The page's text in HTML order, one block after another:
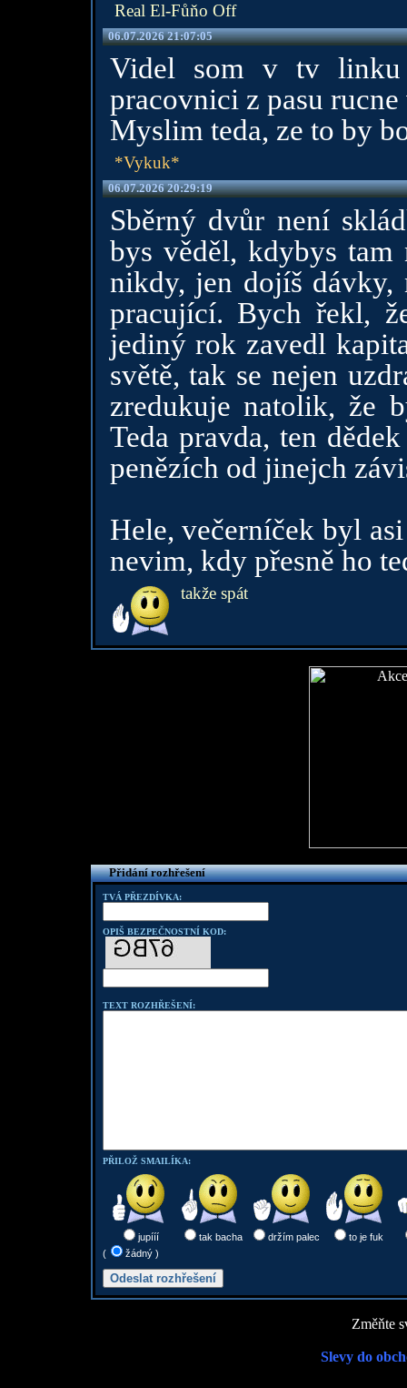
Real El-Fůňo Off
06.07.2026 21:07:05
Videl som v tv linku
pracovnici z pasu
Myslim teda, ze to by
*Vykuk*
06.07.2026 20:29:19
Sběrný dvůr není
bys věděl, kdybys
nikdy, jen dojíš dávky,
pracující. Bych řekl,
jediný rok zavedl
světě, tak se nejen
zredukuje natolik, že
Teda pravda, ten
penězích od jinejch
Hele, večerníček byl
nevim, kdy přesně ho
takže spát
Přidání rozhřešení
TVÁ PŘEZDÍVKA:
OPIŠ BEZPEČNOSTNÍ KOD:
TEXT ROZHŘEŠENÍ:
PŘILOŽ SMAILÍKA:
jupííí tak bacha držím palec
to je fuk
(
žádný )
Změňte
Slevy do